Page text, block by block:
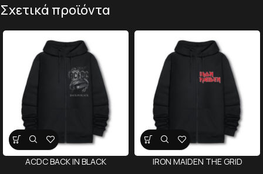
Σχετικά προϊόντα
ACDC BACK IN BLACK IRON MAIDEN THE GRID